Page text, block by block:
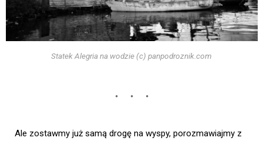
Statek Alegria na wodzie (c) panpodroznik.com
Ale zostawmy już samą drogę na wyspy, porozmawiajmy z